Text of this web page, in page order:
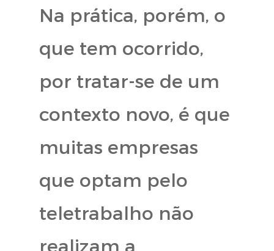
Na prática, porém, o
que tem ocorrido,
por tratar-se de um
contexto novo, é que
muitas empresas
que optam pelo
teletrabalho não
realizam a